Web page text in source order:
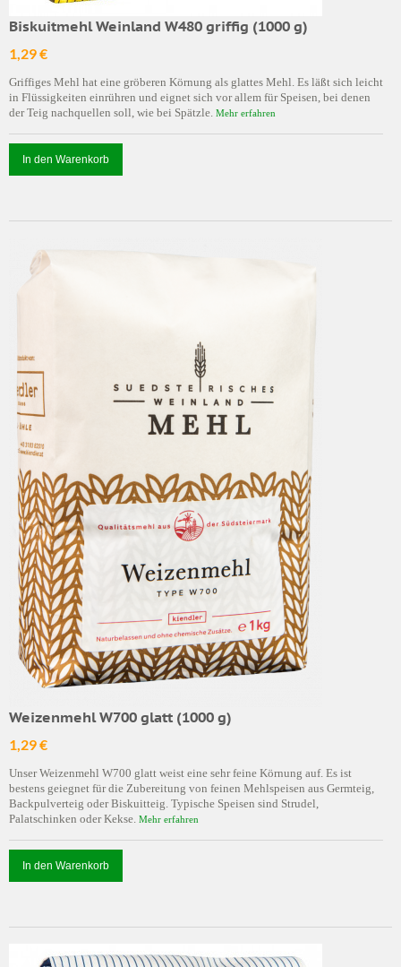
Biskuitmehl Weinland W480 griffig (1000 g)
1,29 €
Griffiges Mehl hat eine gröberen Körnung als glattes Mehl. Es läßt sich leicht
in Flüssigkeiten einrühren und eignet sich vor allem für Speisen, bei denen
der Teig nachquellen soll, wie bei Spätzle. Mehr erfahren
In den Warenkorb
Weizenmehl W700 glatt (1000 g)
1,29 €
Unser Weizenmehl W700 glatt weist eine sehr feine Körnung auf. Es ist
bestens geiegnet für die Zubereitung von feinen Mehlspeisen aus Germteig,
Backpulverteig oder Biskuitteig. Typische Speisen sind Strudel,
Palatschinken oder Kekse. Mehr erfahren
In den Warenkorb